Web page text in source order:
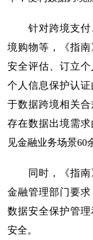
针对跨境支付
境购物等，《指
安全评估、订立
个人信息保护认
于数据跨境相关
存在数据出境需
见金融业务场景60
同时，《指南
金融管理部门要
数据安全保护管
安全。